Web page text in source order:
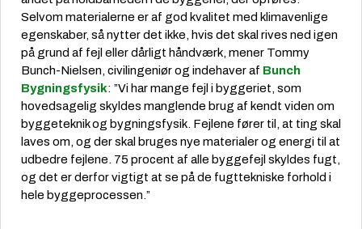
Selvom materialerne er af god kvalitet med klimavenlige
egenskaber, så nytter det ikke, hvis det skal rives ned igen
på grund af fejl eller dårligt håndværk, mener Tommy
Bunch-Nielsen, civilingeniør og indehaver af Bunch
Bygningsfysik: ”Vi har mange fejl i byggeriet, som
hovedsagelig skyldes manglende brug af kendt viden om
byggeteknik og bygningsfysik. Fejlene fører til, at ting skal
laves om, og der skal bruges nye materialer og energi til at
udbedre fejlene. 75 procent af alle byggefejl skyldes fugt,
og det er derfor vigtigt at se på de fugttekniske forhold i
hele byggeprocessen.”